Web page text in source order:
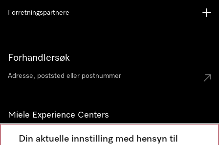
Forhandlersøk
Miele Experience Centers
Miele Experience Center Nesbru
Forretningspartnere
Din aktuelle innstilling med hensyn til